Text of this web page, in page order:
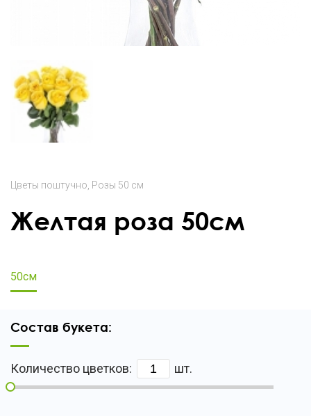
Цветы поштучно Розы 50 см
Желтая роза 50см
50см
Состав букета:
Количество цветков: шт.